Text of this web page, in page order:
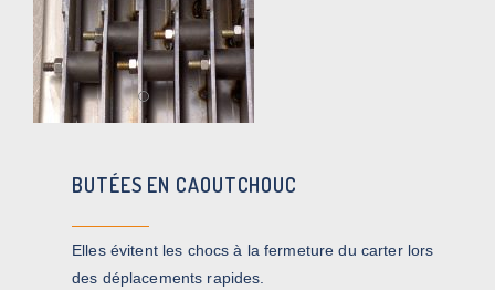
BUTÉES EN CAOUTCHOUC
Elles évitent les chocs à la fermeture du carter lors
des déplacements rapides.